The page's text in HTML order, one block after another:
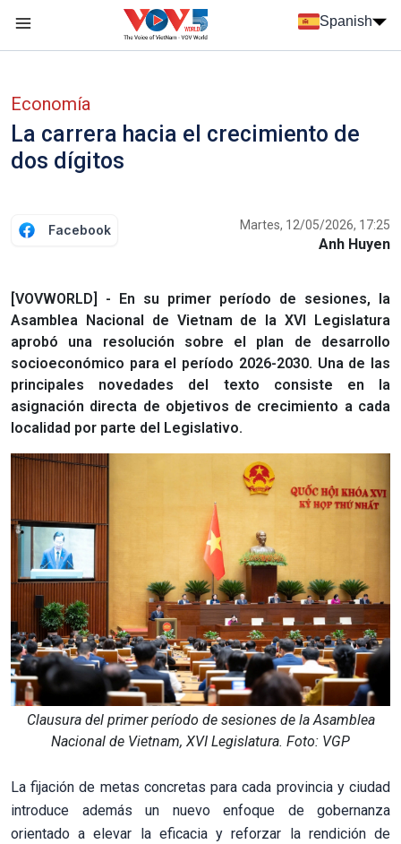
Spanish
Economía
La carrera hacia el crecimiento de
dos dígitos
Facebook Martes, 12/05/2026, 17:25
Anh Huyen
[VOVWORLD] - En su primer período de sesiones, la
Asamblea Nacional de Vietnam de la XVI Legislatura
aprobó una resolución sobre el plan de desarrollo
socioeconómico para el período 2026-2030. Una de las
principales novedades del texto consiste en la
asignación directa de objetivos de crecimiento a cada
localidad por parte del Legislativo.
Clausura del primer período de sesiones de la Asamblea
Nacional de Vietnam, XVI Legislatura. Foto: VGP
La fijación de metas concretas para cada provincia y ciudad
introduce además un nuevo enfoque de gobernanza
orientado a elevar la eficacia y reforzar la rendición de